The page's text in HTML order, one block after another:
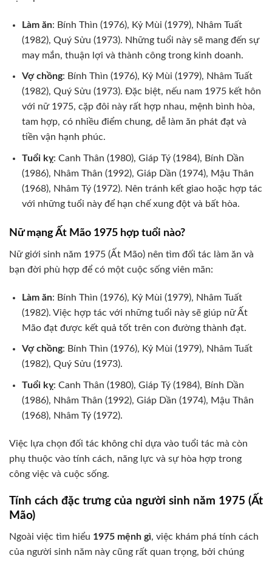
Làm ăn: Bính Thìn (1976), Kỷ Mùi (1979), Nhâm Tuất
(1982), Quý Sửu (1973). Những tuổi này sẽ mang đến sự
may mắn, thuận lợi và thành công trong kinh doanh.
Vợ chồng: Bính Thìn (1976), Kỷ Mùi (1979), Nhâm Tuất
(1982), Quý Sửu (1973). Đặc biệt, nếu nam 1975 kết hôn
với nữ 1975, cặp đôi này rất hợp nhau, mệnh bình hòa,
tam hợp, có nhiều điểm chung, dễ làm ăn phát đạt và
tiền vận hạnh phúc.
Tuổi kỵ: Canh Thân (1980), Giáp Tý (1984), Bính Dần
(1986), Nhâm Thân (1992), Giáp Dần (1974), Mậu Thân
(1968), Nhâm Tý (1972). Nên tránh kết giao hoặc hợp tác
với những tuổi này để hạn chế xung đột và bất hòa.
Nữ mạng Ất Mão 1975 hợp tuổi nào?
Nữ giới sinh năm 1975 (Ất Mão) nên tìm đối tác làm ăn và
bạn đời phù hợp để có một cuộc sống viên mãn:
Làm ăn: Bính Thìn (1976), Kỷ Mùi (1979), Nhâm Tuất
(1982). Việc hợp tác với những tuổi này sẽ giúp nữ Ất
Mão đạt được kết quả tốt trên con đường thành đạt.
Vợ chồng: Bính Thìn (1976), Kỷ Mùi (1979), Nhâm Tuất
(1982), Quý Sửu (1973).
Tuổi kỵ: Canh Thân (1980), Giáp Tý (1984), Bính Dần
(1986), Nhâm Thân (1992), Giáp Dần (1974), Mậu Thân
(1968), Nhâm Tý (1972).
Việc lựa chọn đối tác không chỉ dựa vào tuổi tác mà còn
phụ thuộc vào tính cách, năng lực và sự hòa hợp trong
công việc và cuộc sống.
Tính cách đặc trưng của người sinh năm 1975 (Ất
Mão)
Ngoài việc tìm hiểu 1975 mệnh gì, việc khám phá tính cách
của người sinh năm này cũng rất quan trọng, bởi chúng